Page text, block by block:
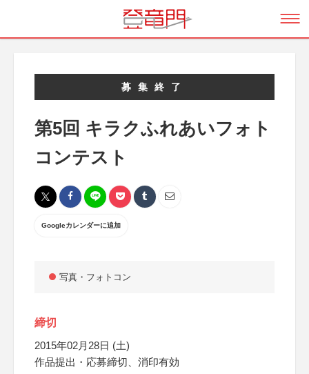
募集終了
第5回 キラクふれあいフォト
コンテスト
Googleカレンダーに追加
写真・フォトコン
締切
2015年02月28日 (土)
作品提出・応募締切、消印有効